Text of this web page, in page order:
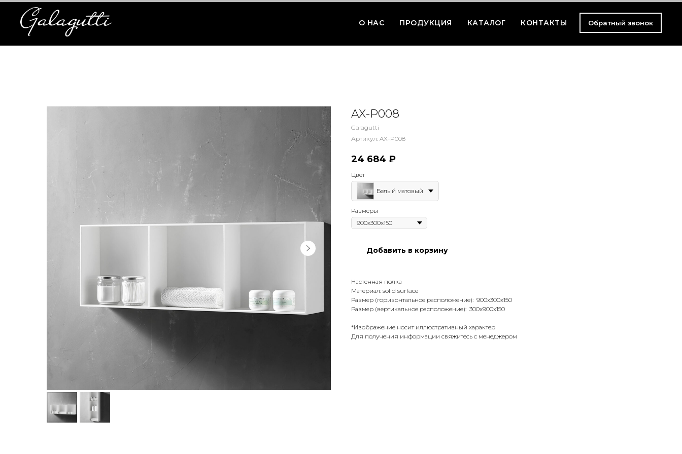
О НАС ПРОДУКЦИЯ КАТАЛОГ КОНТАКТЫ Обратный звонок
AX-P008
Galagutti
Артикул: AX-P008
24 684 ₽
Цвет
Белый матовый
Размеры
Добавить в корзину
Настенная полка
Материал: solid surface
Размер (горизонтальное расположение): 900х300х150
Размер (вертикальное расположение): 300х900х150
*Изображение носит иллюстративный характер
Для получения информации свяжитесь с менеджером